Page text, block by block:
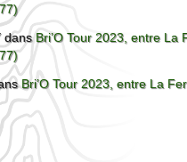
dansBri’O Tour 2023, entre La
Bri’O Tour 2023, entre La